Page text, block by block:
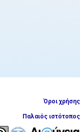
Όροι χρήσης
Παλαιός ιστότοπος